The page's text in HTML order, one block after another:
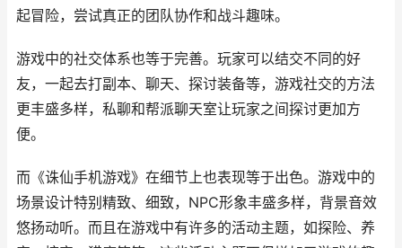
起冒险，尝试真正的团队协作和战斗趣味。
游戏中的社交体系也等于完善。玩家可以结交不同的好
友，一起去打副本、聊天、探讨装备等，游戏社交的方法
更丰盛多样，私聊和帮派聊天室让玩家之间探讨更加方
便。
而《诛仙手机游戏》在细节上也表现等于出色。游戏中的
场景设计特别精致、细致，NPC形象丰盛多样，背景音效
悠扬动听。而且在游戏中有许多的活动主题，如探险、养